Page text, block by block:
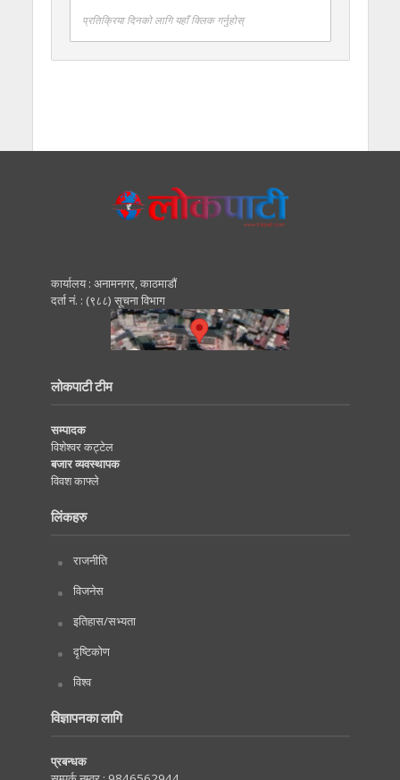
प्रतिक्रिया दिनको लागि यहाँ क्लिक गर्नुहोस्
कार्यालय : अनामनगर, काठमाडाैं
दर्ता नं. : (९८८) सूचना विभाग
लोकपाटी टीम
सम्पादक
विशेश्वर कट्टेल
बजार व्यवस्थापक
विवश काफ्ले
लिंकहरु
राजनीति
विजनेस
इतिहास/सभ्यता
दृष्टिकोण
विश्व
विज्ञापनका लागि
प्रबन्धक